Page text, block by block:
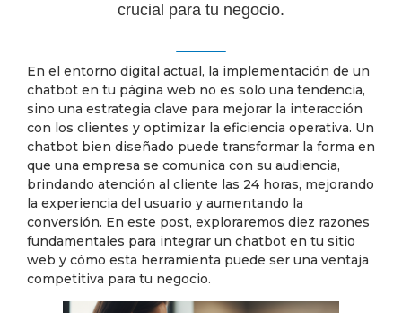
crucial para tu negocio.
En el entorno digital actual, la implementación de un
chatbot en tu página web no es solo una tendencia,
sino una estrategia clave para mejorar la interacción
con los clientes y optimizar la eficiencia operativa. Un
chatbot bien diseñado puede transformar la forma en
que una empresa se comunica con su audiencia,
brindando atención al cliente las 24 horas, mejorando
la experiencia del usuario y aumentando la
conversión. En este post, exploraremos diez razones
fundamentales para integrar un chatbot en tu sitio
web y cómo esta herramienta puede ser una ventaja
competitiva para tu negocio.